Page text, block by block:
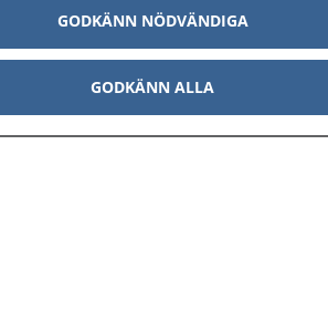
GODKÄNN NÖDVÄNDIGA
GODKÄNN ALLA